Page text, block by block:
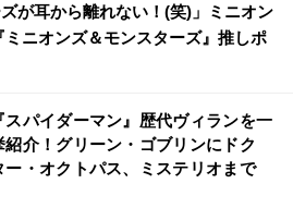
が耳から離れない！(笑)」ミニオン
ニオンズ＆モンスターズ』推しポ
スパイダーマン』歴代ヴィランを一
紹介！グリーン・ゴブリンにドク
ー・オクトパス、ミステリオまで